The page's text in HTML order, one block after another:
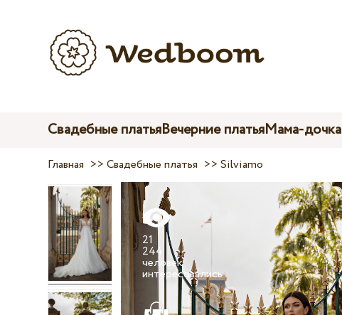
Свадебные платьяВечерние платьяМама-дочка
Главная >>Свадебные платья >>Silviamo
21
244
человек
интересовались